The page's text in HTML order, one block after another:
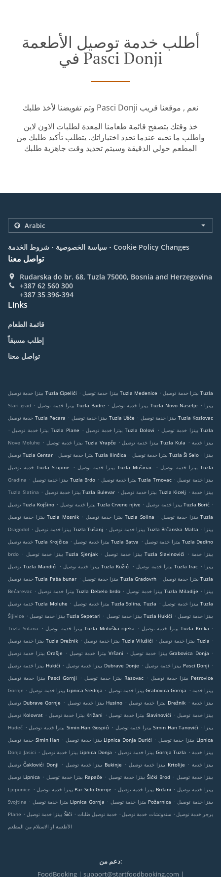
أطلب خدمة توصيل الأطعمة
في Pasci Donji
وتم تفويضنا لأخذ طلبك Pasci Donji نعم , موقعنا قريب
خذ وقتك بتصفح قائمة طعامنا المعدة لطلبات الاون لاين
واطلب ما تحبه عندما تحدد اختياراتك. يتطلب تأكيد طلبك من
المطعم حولي الدقيقة وسيتم تحديد وقت جاهزية طلبك
سياسة الخصوصية . شروط الخدمة . Cookie Policy Changes
تواصل معنا
Rudarska do br. 68, Tuzla 75000, Bosnia and Herzegovina
+387 62 560 300
+387 35 396-394
Links
قائمة الطعام
إطلب مسبقاً
تواصل معنا
بيتزا خدمة توصيل Tuzla Cipelići . بيتزا خدمة توصيل Tuzla Medenice . بيتزا خدمة توصيل Tuzla
Stari grad . بيتزا خدمة توصيل Tuzla Badre . بيتزا خدمة توصيل Tuzla Novo Naselje . بيتزا
خدمة توصيل Tuzla Pecara . بيتزا خدمة توصيل Tuzla Ušće .
بيتزا خدمة توصيل Tuzla Kozlovac
.
بيتزا خدمة توصيل Tuzla Plane . بيتزا خدمة توصيل Tuzla Dolovi . بيتزا خدمة توصيل Tuzla
Nove Moluhe . بيتزا خدمة توصيل Tuzla Vrapče . بيتزا خدمة توصيل Tuzla Kula . بيتزا خدمة
توصيل Tuzla Centar . بيتزا خدمة توصيل Tuzla Ilinčica . بيتزا خدمة توصيل Tuzla Ši Selo . بيتزا
خدمة توصيل Tuzla Stupine
. بيتزا خدمة توصيل Tuzla Mušinac . بيتزا خدمة توصيل Tuzla
Gradina . بيتزا خدمة توصيل Tuzla Brdo . بيتزا خدمة توصيل Tuzla Trnovac . بيتزا خدمة توصيل
Tuzla Slatina . بيتزا خدمة توصيل Tuzla Bulevar . بيتزا خدمة توصيل Tuzla Kicelj . بيتزا خدمة
توصيل Tuzla Kojšino . بيتزا خدمة توصيل Tuzla Crvene njive . بيتزا خدمة توصيل Tuzla Borić .
بيتزا خدمة توصيل Tuzla Mosnik . بيتزا خدمة توصيل Tuzla Solina . بيتزا خدمة توصيل Tuzla
Dragodol . بيتزا خدمة توصيل Tuzla Tušanj . بيتزا خدمة توصيل Tuzla Brčanska Malta . بيتزا
خدمة توصيل Tuzla Krojčica . بيتزا خدمة توصيل Tuzla Batva . بيتزا خدمة توصيل Tuzla Dedino
brdo . بيتزا خدمة توصيل Tuzla Sjenjak . بيتزا خدمة توصيل Tuzla Slavinovići . بيتزا خدمة
توصيل Tuzla Mandići . بيتزا خدمة توصيل Tuzla Kužići . بيتزا خدمة توصيل Tuzla Irac . بيتزا
خدمة توصيل Tuzla Paša bunar . بيتزا خدمة توصيل Tuzla Gradovrh . بيتزا خدمة توصيل Tuzla
Bećarevac . بيتزا خدمة توصيل Tuzla Debelo brdo . بيتزا خدمة توصيل Tuzla Miladije . بيتزا
خدمة توصيل Tuzla Moluhe . بيتزا خدمة توصيل Tuzla Solina, Tuzla . بيتزا خدمة توصيل Tuzla
Šljivice . بيتزا خدمة توصيل Tuzla Sepetari . بيتزا خدمة توصيل Tuzla Hukići . بيتزا خدمة توصيل
Tuzla Solana
. بيتزا خدمة توصيل Tuzla Moluška rijeka . بيتزا خدمة توصيل Tuzla Kreka .
بيتزا خدمة توصيل Tuzla Drežnik . بيتزا خدمة توصيل Tuzla Vilušići . بيتزا خدمة توصيل Tuzla .
بيتزا خدمة توصيل Orašje
. بيتزا خدمة توصيل Vršani . بيتزا خدمة توصيل Grabovica Donja .
بيتزا خدمة توصيل Hukići . بيتزا خدمة توصيل Dubrave Donje . بيتزا خدمة توصيل Pasci Donji .
بيتزا خدمة توصيل Pasci Gornji
. بيتزا خدمة توصيل Rasovac . بيتزا خدمة توصيل Petrovice
Gornje . بيتزا خدمة توصيل Lipnica Srednja . بيتزا خدمة توصيل Grabovica Gornja . بيتزا خدمة
توصيل Dubrave Gornje . بيتزا خدمة توصيل Husino . بيتزا خدمة توصيل Drežnik . بيتزا خدمة
توصيل Kolovrat . بيتزا خدمة توصيل Križani . بيتزا خدمة توصيل Slavinovići . بيتزا خدمة توصيل
Hudeč . بيتزا خدمة توصيل Simin Han Gospići . بيتزا خدمة توصيل Simin Han Tanovići . بيتزا
خدمة توصيل Simin Han . بيتزا خدمة توصيل Lipnica Donja Durići . بيتزا خدمة توصيل Lipnica
Donja Jasici . بيتزا خدمة توصيل Lipnica Donja . بيتزا خدمة توصيل Gornja Tuzla . بيتزا خدمة
توصيل Čaklovići Donji . بيتزا خدمة توصيل Bukinje . بيتزا خدمة توصيل Krtolije . بيتزا خدمة
توصيل Lipnica . بيتزا خدمة توصيل Rapače . بيتزا خدمة توصيل Šićki Brod . بيتزا خدمة توصيل
Ljepunice . بيتزا خدمة توصيل Par Selo Gornje . بيتزا خدمة توصيل Brđani . بيتزا خدمة توصيل
Svojtina . بيتزا خدمة توصيل Lipnica Gornja . بيتزا خدمة توصيل Požarnica . بيتزا خدمة توصيل
Plane . بيتزا خدمة توصيل Šići . برجر خدمة توصيل. سندوتشات خدمة توصيل . خدمة توصيل طلبات
الأطعمة او الاستلام من المطعم
دعم من:
FoodBooking | support@startfoodbooking.com |